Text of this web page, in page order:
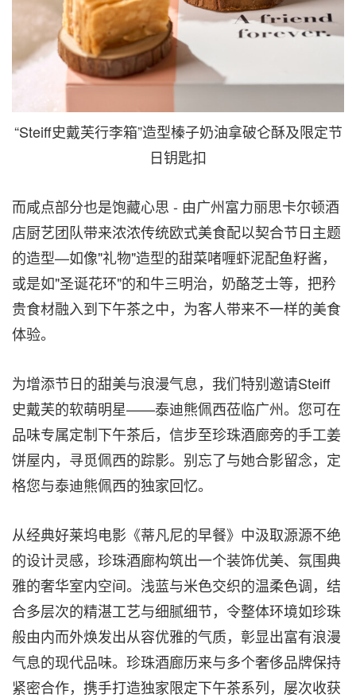
“Steiff史戴芙行李箱”造型榛子奶油拿破仑酥及限定节
日钥匙扣
而咸点部分也是饱藏心思 - 由广州富力丽思卡尔顿酒
店厨艺团队带来浓浓传统欧式美食配以契合节日主题
的造型—如像"礼物"造型的甜菜啫喱虾泥配鱼籽酱，
或是如"圣诞花环"的和牛三明治，奶酪芝士等，把矜
贵食材融入到下午茶之中，为客人带来不一样的美食
体验。
为增添节日的甜美与浪漫气息，我们特别邀请Steiff
史戴芙的软萌明星——泰迪熊佩西莅临广州。您可在
品味专属定制下午茶后，信步至珍珠酒廊旁的手工姜
饼屋内，寻觅佩西的踪影。别忘了与她合影留念，定
格您与泰迪熊佩西的独家回忆。
从经典好莱坞电影《蒂凡尼的早餐》中汲取源源不绝
的设计灵感，珍珠酒廊构筑出一个装饰优美、氛围典
雅的奢华室内空间。浅蓝与米色交织的温柔色调，结
合多层次的精湛工艺与细腻细节，令整体环境如珍珠
般由内而外焕发出从容优雅的气质，彰显出富有浪漫
气息的现代品味。珍珠酒廊历来与多个奢侈品牌保持
紧密合作，携手打造独家限定下午茶系列，屡次收获